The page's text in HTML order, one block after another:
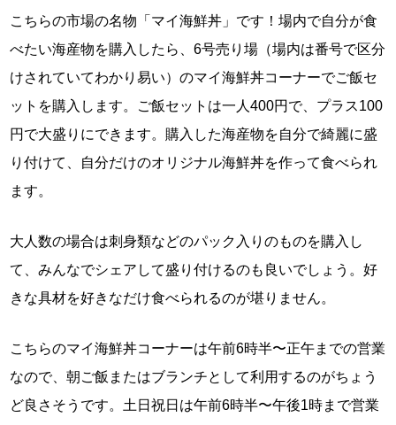
こちらの市場の名物「マイ海鮮丼」です！場内で自分が食
べたい海産物を購入したら、6号売り場（場内は番号で区分
けされていてわかり易い）のマイ海鮮丼コーナーでご飯セ
ットを購入します。ご飯セットは一人400円で、プラス100
円で大盛りにできます。購入した海産物を自分で綺麗に盛
り付けて、自分だけのオリジナル海鮮丼を作って食べられ
ます。
大人数の場合は刺身類などのパック入りのものを購入し
て、みんなでシェアして盛り付けるのも良いでしょう。好
きな具材を好きなだけ食べられるのが堪りません。
こちらのマイ海鮮丼コーナーは午前6時半〜正午までの営業
なので、朝ご飯またはブランチとして利用するのがちょう
ど良さそうです。土日祝日は午前6時半〜午後1時まで営業